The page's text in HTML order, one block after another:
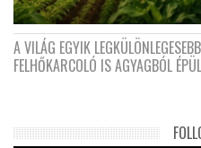
A VILÁG EGYIK
FELHŐKARCOLÓ IS AGYAGBÓL